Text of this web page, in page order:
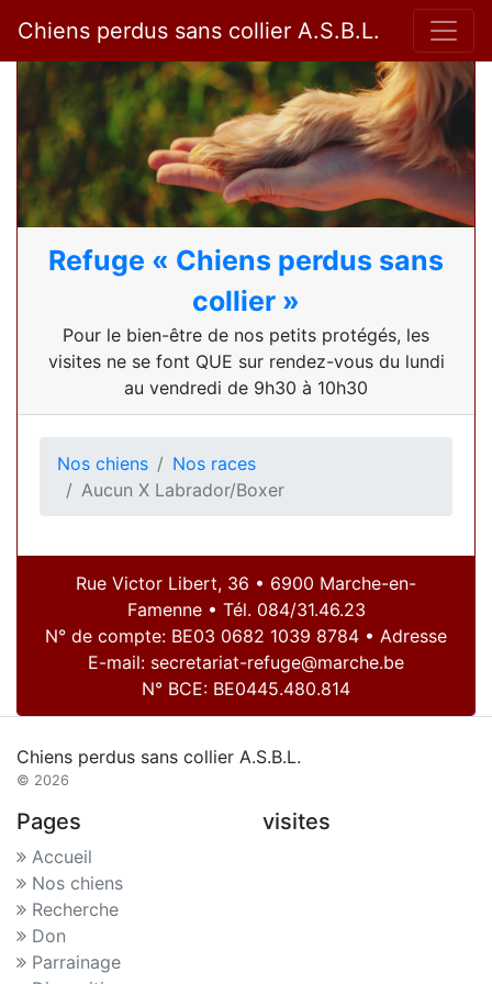
Chiens perdus sans collier A.S.B.L.
Refuge « Chiens perdus sans
collier »
Pour le bien-être de nos petits protégés, les
visites ne se font QUE sur rendez-vous du lundi
au vendredi de 9h30 à 10h30
Nos chiens
Nos races
Aucun X Labrador/Boxer
Rue Victor Libert, 36 • 6900 Marche-en-
Famenne • Tél. 084/31.46.23
N° de compte: BE03 0682 1039 8784 • Adresse
E-mail: secretariat-refuge@marche.be
N° BCE: BE0445.480.814
Chiens perdus sans collier A.S.B.L.
© 2026
Pages
Accueil
Nos chiens
Recherche
Don
Parrainage
visites